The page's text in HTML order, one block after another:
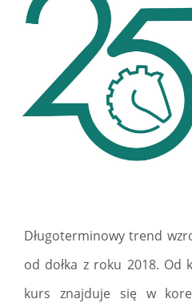
Długoterminowy trend
od dołka z roku 2018. Od
kurs znajduje się w